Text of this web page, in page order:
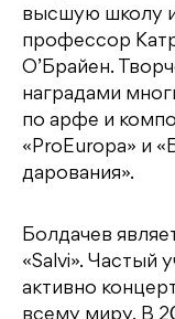
высшую школу
профессор
О’Брайен.
наградами
по арфе и
«ProEuropa» и
дарования».
Болдачев
«Salvi». Частый
активно